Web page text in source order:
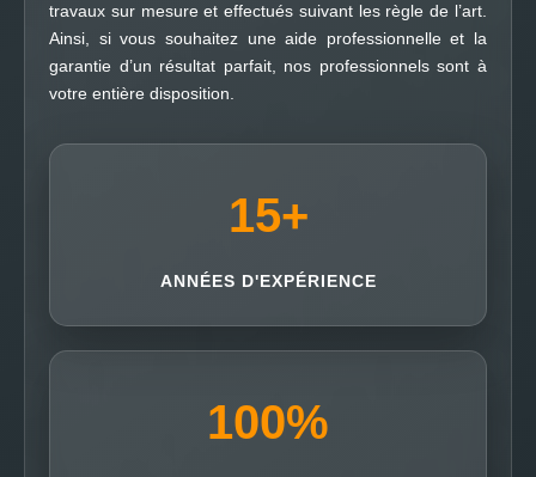
travaux sur mesure et effectués suivant les règle de l’art.
Ainsi, si vous souhaitez une aide professionnelle et la
garantie d’un résultat parfait, nos professionnels sont à
votre entière disposition.
15+
ANNÉES D'EXPÉRIENCE
100%